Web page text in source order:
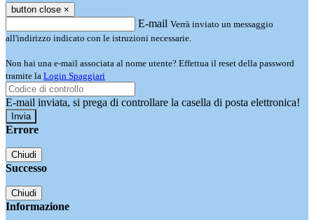
button close ×
E-mail Verrà inviato un messaggio
all'indirizzo indicato con le istruzioni necessarie.
Non hai una e-mail associata al nome utente? Effettua il reset della password
tramite la Login Spaggiari
E-mail inviata, si prega di controllare la casella di posta elettronica!
Errore
Chiudi
Successo
Chiudi
Informazione